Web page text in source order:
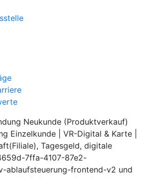
Neukunde (Produktverkauf)
Einzelkunde | VR-Digital & Karte |
Tagesgeld, digitale
7ffa-4107-87e2-
ablaufsteuerung-frontend-v2 und